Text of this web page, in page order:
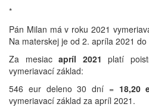
*
Pán Milan má v roku 2021
Na materskej je od 2. apríla 2021
Za mesiacapríl 2021 platí
vymeriavací základ:
546 eur deleno 30 dní = 18,20
vymeriavací základ za apríl 2021.